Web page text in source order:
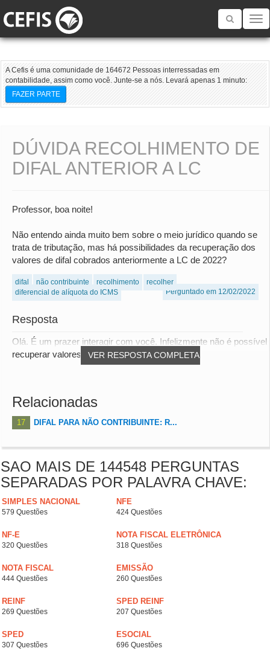
Toggle
A Cefis é uma comunidade de 164672 Pessoas interressadas em
contabilidade, assim como você. Junte-se a nós. Levará apenas 1 minuto:
FAZER PARTE
DÚVIDA RECOLHIMENTO DE
DIFAL ANTERIOR A LC
Professor, boa noite!
Não entendo ainda muito bem sobre o meio jurídico quando se
trata de tributação, mas há possibilidades da recuperação dos
valores de difal cobrados anteriormente a LC de 2022?
difal não contribuinte recolhimento
recolher
diferencial de alíquota do ICMS
Perguntado em 12/02/2022
Resposta
VER RESPOSTA COMPLETA
Olá. É um prazer interagir com você. Infelizmente não é possível
recuperar valores pagos de Difa...
Relacionadas
17 DIFAL PARA NÃO CONTRIBUINTE: R...
SAO MAIS DE 144548 PERGUNTAS
SEPARADAS POR PALAVRA CHAVE:
SIMPLES NACIONAL
579 Questões
NFE
424 Questões
NF-E
320 Questões
NOTA FISCAL ELETRÔNICA
318 Questões
NOTA FISCAL
444 Questões
EMISSÃO
260 Questões
REINF
269 Questões
SPED REINF
207 Questões
SPED
307 Questões
ESOCIAL
696 Questões